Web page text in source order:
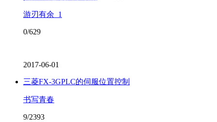
游刃有余_1
0/629
2017-06-01
三菱FX-3GPLC的伺服位置控制
书写青春
9/2393